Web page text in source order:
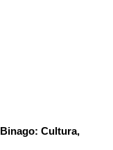
Cultura,